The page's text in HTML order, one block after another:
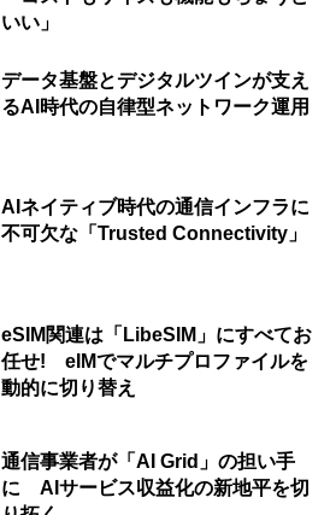
いい」
データ基盤とデジタルツインが支え
るAI時代の自律型ネットワーク運用
AIネイティブ時代の通信インフラに
不可欠な「Trusted Connectivity」
eSIM関連は「LibeSIM」にすべてお
任せ! eIMでマルチプロファイルを
動的に切り替え
通信事業者が「AI Grid」の担い手
に AIサービス収益化の新地平を切